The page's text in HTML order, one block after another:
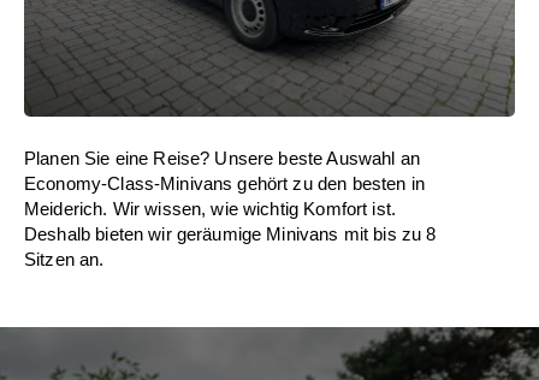
Planen Sie eine Reise? Unsere beste Auswahl an
Economy-Class-Minivans gehört zu den besten in
Meiderich. Wir wissen, wie wichtig Komfort ist.
Deshalb bieten wir geräumige Minivans mit bis zu 8
Sitzen an.